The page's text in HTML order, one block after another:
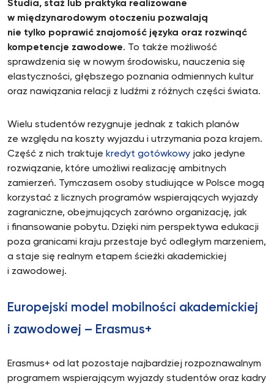
Studia, staż lub praktyka realizowane
w międzynarodowym otoczeniu pozwalają
nie tylko poprawić znajomość języka oraz rozwinąć
kompetencje zawodowe. To także możliwość
sprawdzenia się w nowym środowisku, nauczenia się
elastyczności, głębszego poznania odmiennych kultur
oraz nawiązania relacji z ludźmi z różnych części świata.
Wielu studentów rezygnuje jednak z takich planów
ze względu na koszty wyjazdu i utrzymania poza krajem.
Część z nich traktuje kredyt gotówkowy jako jedyne
rozwiązanie, które umożliwi realizację ambitnych
zamierzeń. Tymczasem osoby studiujące w Polsce mogą
korzystać z licznych programów wspierających wyjazdy
zagraniczne, obejmujących zarówno organizację, jak
i finansowanie pobytu. Dzięki nim perspektywa edukacji
poza granicami kraju przestaje być odległym marzeniem,
a staje się realnym etapem ścieżki akademickiej
i zawodowej.
Europejski model mobilności akademickiej
i zawodowej – Erasmus+
Erasmus+ od lat pozostaje najbardziej rozpoznawalnym
programem wspierającym wyjazdy studentów oraz kadry